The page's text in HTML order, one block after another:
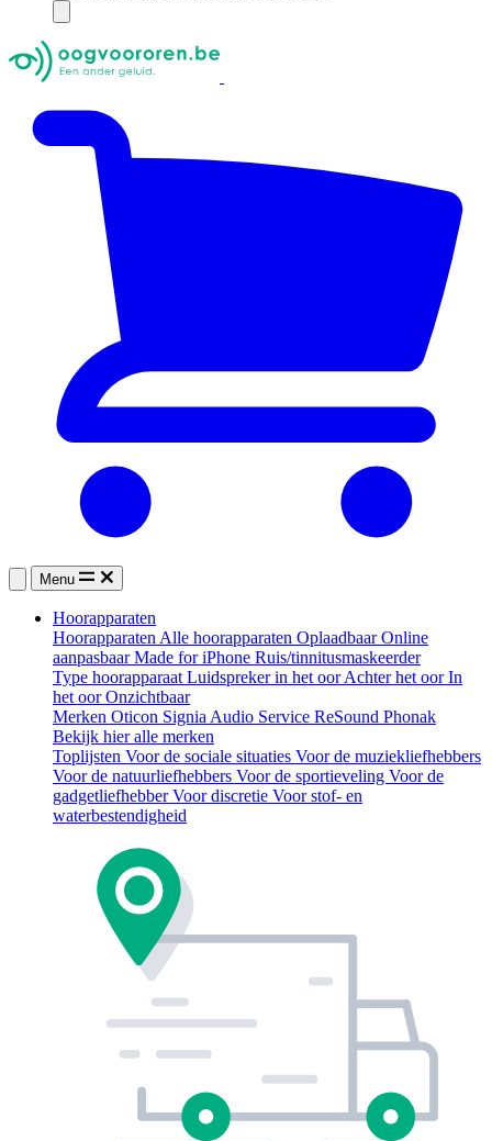
Menu
Hoorapparaten
Hoorapparaten Alle hoorapparaten OplaadbaarOnline
aanpasbaarMade for iPhone Ruis/tinnitusmaskeerder
Type hoorapparaat Luidspreker in het oorAchter het oorIn
het oorOnzichtbaar
Merken Oticon Signia Audio Service ReSound Phonak
Bekijk hier alle merken
Toplijsten Voor de sociale situaties Voor de muziekliefhebbers
Voor de natuurliefhebbers Voor de sportieveling Voor de
gadgetliefhebberVoor discretie Voor stof- en
waterbestendigheid